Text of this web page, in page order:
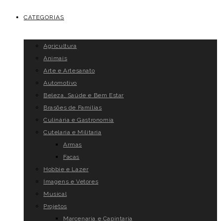
CATEGORIAS
Agricultura
Animais
Arte e Artesanato
Automotivo
Beleza, Saúde e Bem Estar
Brasões de Famílias
Culinária e Gastronomia
Cutelaria e Militaria
Armas
Facas
Hobbie e Lazer
Imagens e Vetores
Musical
Projetos
Marcenaria e Capintaria